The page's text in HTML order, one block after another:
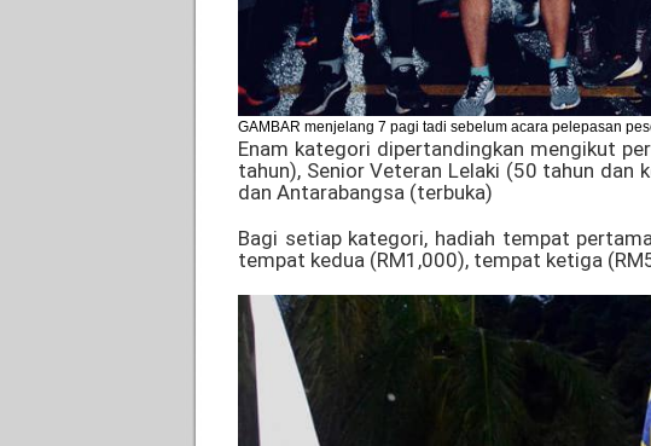
GAMBAR menjelang 7 pagi tadi sebelum acara pelepasan
Enam kategori dipertandingkan mengikut
tahun), Senior Veteran Lelaki (50 tahun dan
dan Antarabangsa (terbuka)
Bagi setiap kategori, hadiah tempat
tempat kedua (RM1,000), tempat ketiga